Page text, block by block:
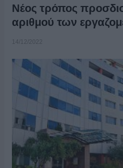
Νέος τρόπος
αριθμού των
14/12/2022